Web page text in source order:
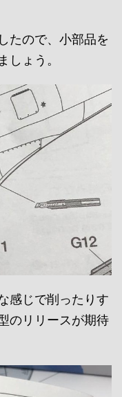
たので、小部品を
しょう。
感じで削ったりす
のリリースが期待